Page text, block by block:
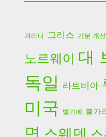
과라나 그리스 기분 개선
노르웨이 대
독일 라트비아
미국 벨기에 불가
면